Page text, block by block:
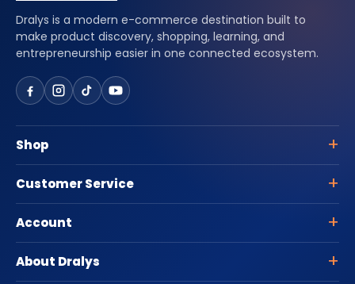
Dralys is a modern e-commerce destination built to
make product discovery, shopping, learning, and
entrepreneurship easier in one connected ecosystem.
Shop
Customer Service
Account
About Dralys